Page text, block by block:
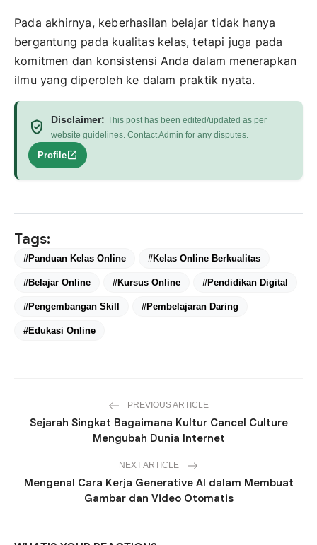
Pada akhirnya, keberhasilan belajar tidak hanya
bergantung pada kualitas kelas, tetapi juga pada
komitmen dan konsistensi Anda dalam menerapkan
ilmu yang diperoleh ke dalam praktik nyata.
verified_user Disclaimer: This post has been edited/updated as per
website guidelines. Contact Admin for any disputes.
Profileopen_in_new
Tags:
#Panduan Kelas Online #Kelas Online Berkualitas
#Belajar Online #Kursus Online #Pendidikan Digital
#Pengembangan Skill #Pembelajaran Daring
#Edukasi Online
PREVIOUS ARTICLE
Sejarah Singkat Bagaimana Kultur Cancel Culture
Mengubah Dunia Internet
NEXT ARTICLE
Mengenal Cara Kerja Generative AI dalam Membuat
Gambar dan Video Otomatis